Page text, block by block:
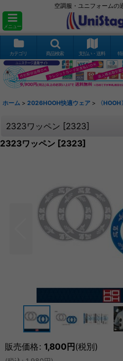
空調服・ユニフォームの
メニュー
カテゴリ 商品検索 支払い・送料 特
ホーム > 2026HOOH快適ウェア > 〈
2323ワッペン [2323]
2323ワッペン [2323]
販売価格: 1,800円(税別)